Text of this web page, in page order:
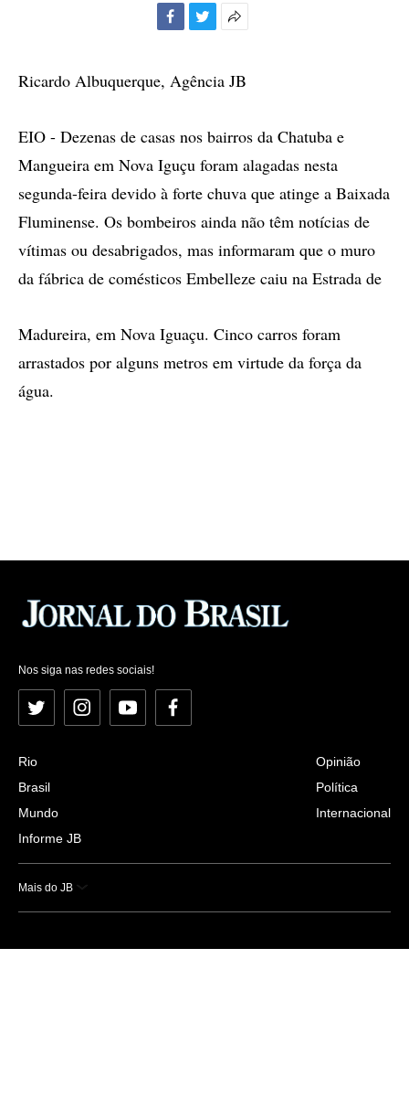
compartilhamento
Ricardo Albuquerque, Agência JB
EIO - Dezenas de casas nos bairros da Chatuba e
Mangueira em Nova Iguçu foram alagadas nesta
segunda-feira devido à forte chuva que atinge a Baixada
Fluminense. Os bombeiros ainda não têm notícias de
vítimas ou desabrigados, mas informaram que o muro
da fábrica de comésticos Embelleze caiu na Estrada de
Madureira, em Nova Iguaçu. Cinco carros foram
arrastados por alguns metros em virtude da força da
água.
Nos siga nas redes sociais!
Twitter InstagramYouTubeFacebook
Rio
Brasil
Mundo
Informe JB
Opinião
Política
Internacional
Mais do JB
Esportes